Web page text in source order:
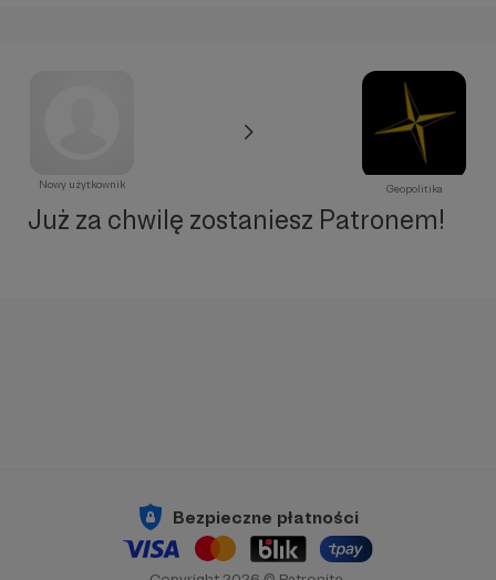
Nowy użytkownik Geopolitika
Już za chwilę zostaniesz Patronem!
Bezpieczne płatności